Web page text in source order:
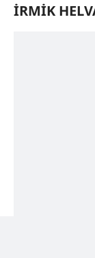
İRMİK